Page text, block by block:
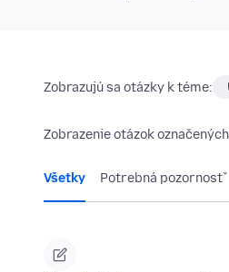
Zobrazujú sa otázky k téme:
Zobrazenie otázok
Všetky Potrebná pozornosť